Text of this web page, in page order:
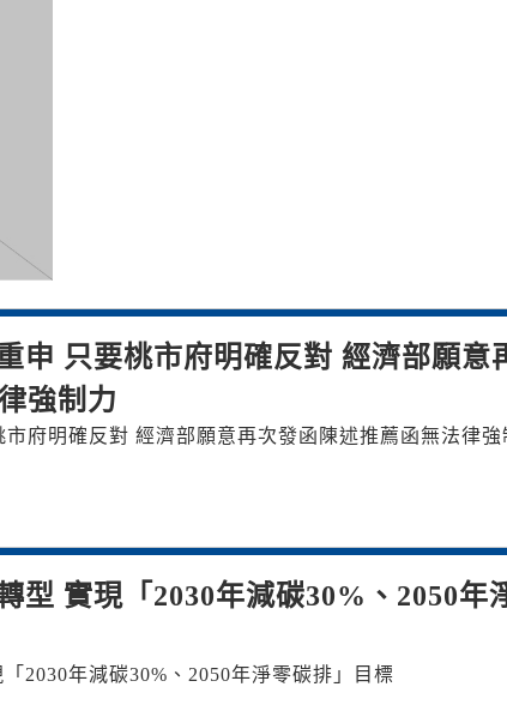
申 只要桃市府明確反對 經濟部願意
強制力
府明確反對 經濟部願意再次發函陳述推薦函無法律強
型 實現「2030年減碳30%、2050年
2030年減碳30%、2050年淨零碳排」目標